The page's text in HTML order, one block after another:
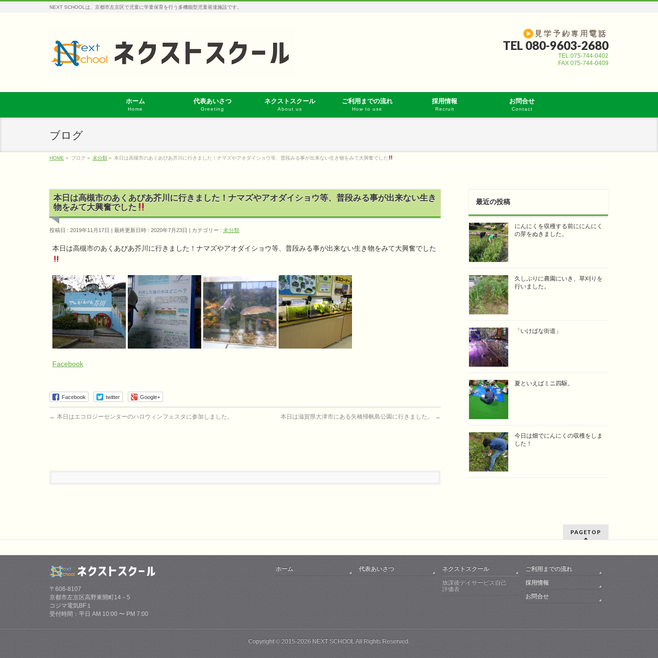
NEXT SCHOOLは、京都市左京区で児童に学童保育を行う多機能型児童発達施設です。
TEL 080-9603-2680
TEL 075-744-0402
FAX 075-744-0409
ホーム
Home
代表あいさつ
Greeting
ネクストスクール
About us
ご利用までの流れ
How to use
採用情報
Recruit
お問合せ
Contact
ブログ
HOME » ブログ» 未分類» 本日は高槻市のあくあぴあ芥川に行きました！ナマズやアオダイショウ等、普段みる事が出来ない生き物をみて大興奮でした
本日は高槻市のあくあぴあ芥川に行きました！ナマズやアオダイショウ等、普段みる事が出来ない生き
物をみて大興奮でした
投稿日 : 2019年11月17日 最終更新日時 : 2020年7月23日 カテゴリー : 未分類
本日は高槻市のあくあぴあ芥川に行きました！ナマズやアオダイショウ等、普段みる事が出来ない生き物をみて大興奮でした
Facebook
Facebook twitter Google+
← 本日はエコロジーセンターのハロウィンフェスタに参加しました。 本日は滋賀県大津市にある矢橋帰帆島公園に行きました。 →
最近の投稿
にんにくを収穫する前ににんにく
の芽をぬきました。
久しぶりに農園にいき、草刈りを
行いました。
「いけばな街道」
夏といえばミニ四駆。
今日は畑でにんにくの収穫をしま
した！
PAGETOP
〒606-8107
京都市左京区高野東開町14－5
コジマ電気BF１
受付時間：平日 AM 10:00 〜 PM 7:00
ホーム 代表あいさつ
ネクストスクール
放課後デイサービス自己
評価表
ご利用までの流れ
採用情報
お問合せ
Copyright © 2015-2026 NEXT SCHOOLAll Rights Reserved.